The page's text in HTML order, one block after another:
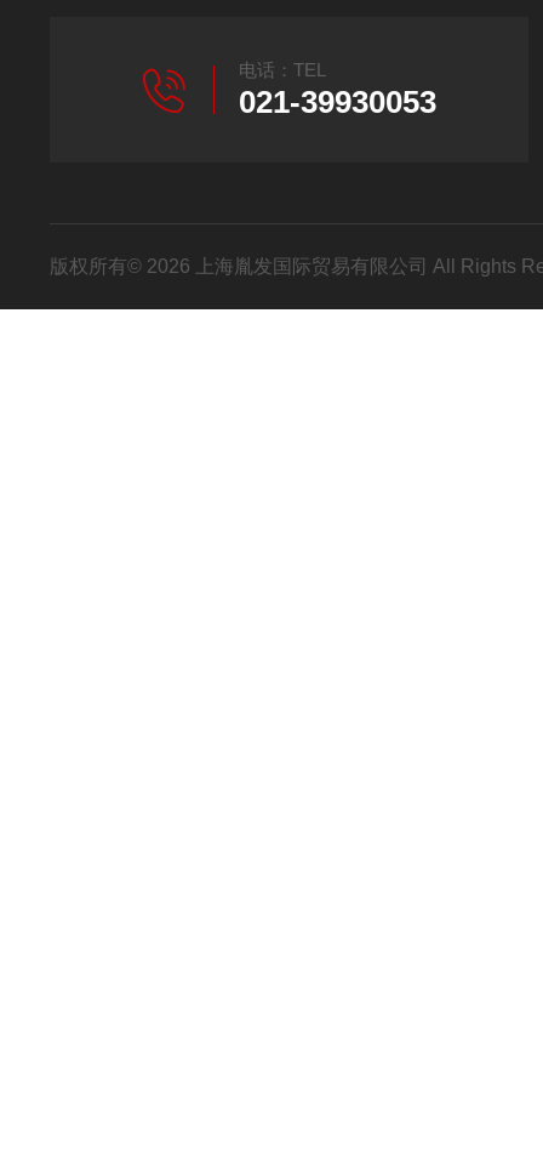
电话：TEL
021-39930053
版权所有© 2026 上海胤发国际贸易有限公司 All Rights